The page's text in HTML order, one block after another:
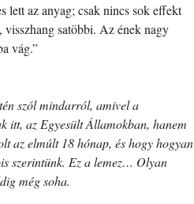
lett az anyag; csak nincs sok effekt
visszhang satöbbi. Az ének nagy
vág.”
szól mindarról, amivel a
itt, az Egyesült Államokban, hanem
az elmúlt 18 hónap, és hogy hogyan
szerintünk. Ez a lemez… Olyan
még soha.